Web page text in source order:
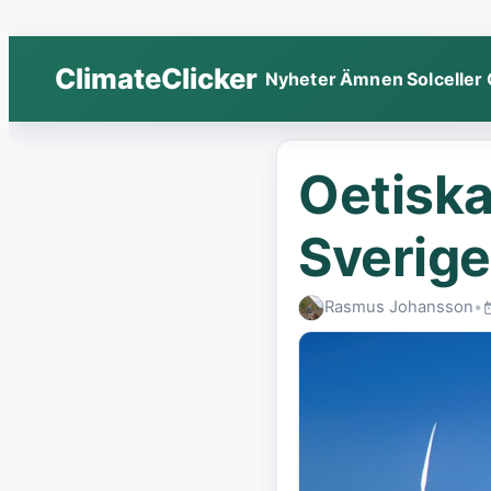
ClimateClicker NyheterÄmnen Solceller
Rasmus Johansson•